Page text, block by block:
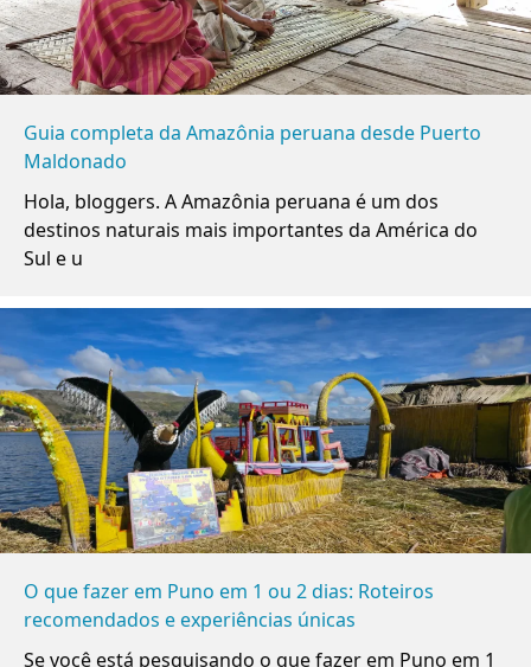
Guia completa da Amazônia peruana desde Puerto
Maldonado
Hola, bloggers. A Amazônia peruana é um dos
destinos naturais mais importantes da América do
Sul e u
O que fazer em Puno em 1 ou 2 dias: Roteiros
recomendados e experiências únicas
Se você está pesquisando o que fazer em Puno em 1